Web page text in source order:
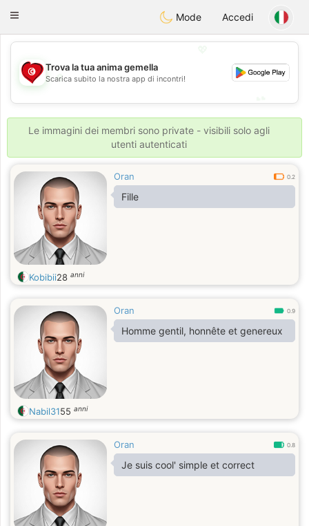
Tunisia Dating
Toggle
Mode Accedi
💖
💕
Trova la tua anima gemella
Scarica subito la nostra app di incontri!
Le immagini dei membri sono private - visibili solo agli
utenti autenticati
Oran 0.2
Fille
Kobibii28 anni
Oran 0.9
Homme gentil, honnête et genereux
Nabil3155 anni
Oran 0.8
Je suis cool' simple et correct